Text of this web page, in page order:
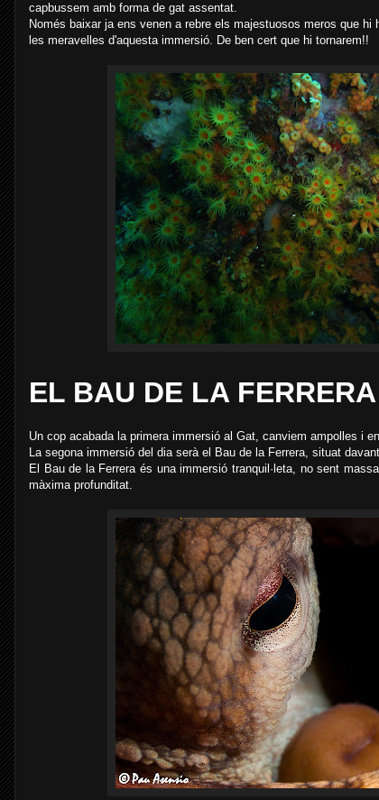
capbussem amb forma de gat assentat.
Només baixar ja ens venen a rebre els majestuosos meros que
les meravelles d'aquesta immersió. De ben cert que hi tornarem!!
EL BAU DE LA FERRERA
Un cop acabada la primera immersió al Gat, canviem ampolles i
La segona immersió del dia serà el Bau de la Ferrera, situat
El Bau de la Ferrera és una immersió tranquil·leta, no sent
màxima profunditat.